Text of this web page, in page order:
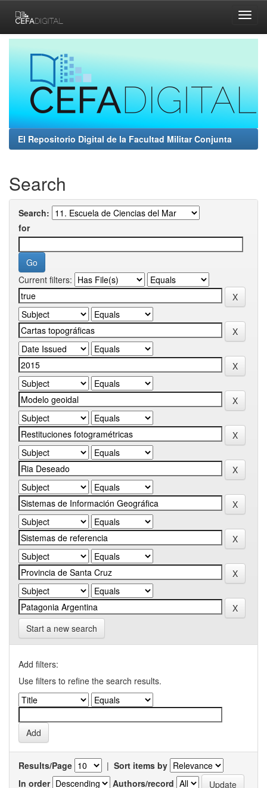
navigation
El Repositorio Digital de la Facultad Militar Conjunta
Search
Search:
for
Current filters:
Start a new search
Add filters:
Use filters to refine the search results.
Results/Page | Sort items by
In order
Authors/record